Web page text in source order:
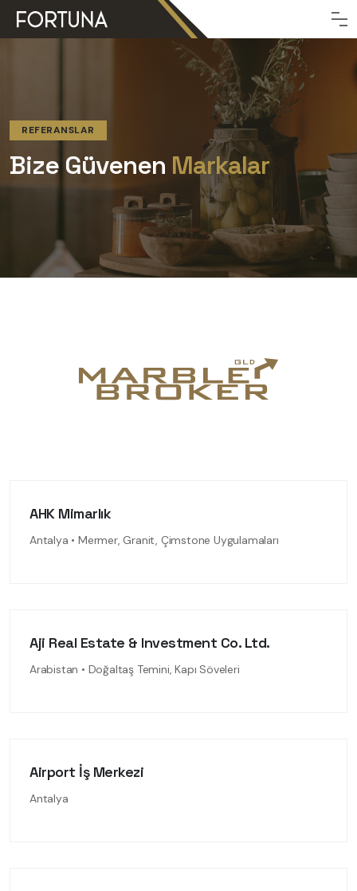
REFERANSLAR
Bize Güvenen Markalar
AHK Mimarlık
Antalya • Mermer, Granit, Çimstone Uygulamaları
Aji Real Estate & Investment Co. Ltd.
Arabistan • Doğaltaş Temini, Kapı Söveleri
Airport İş Merkezi
Antalya